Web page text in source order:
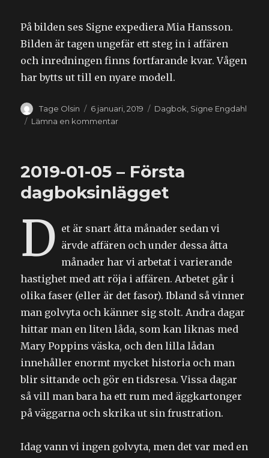
På bilden ses Signe expediera Mia Hansson.
Bilden är tagen ungefär ett steg in i affären
och inredningen finns fortfarande kvar. Vågen
har bytts ut till en nyare modell.
Författare
Tage Olsin
Publicerat
den
6 januari, 2019 Kategorier
Dagbok Signe Engdahl
Lämna en kommentartill
–
års
2019-01-05 – Första
dagboksinlägget
D et är snart åtta månader sedan vi
ärvde affären och under dessa åtta
månader har vi arbetat i varierande
hastighet med att röja i affären. Arbetet går i
olika faser (eller är det fasor). Ibland så vinner
man golvyta och känner sig stolt. Andra dagar
hittar man en liten låda, som kan liknas med
Mary Poppins väska, och den lilla lådan
innehåller enormt mycket historia och man
blir sittande och gör en tidsresa. Vissa dagar
så vill man bara ha ett rum med äggkartonger
på väggarna och skrika ut sin frustration.
Idag vann vi ingen golvyta, men det var med en